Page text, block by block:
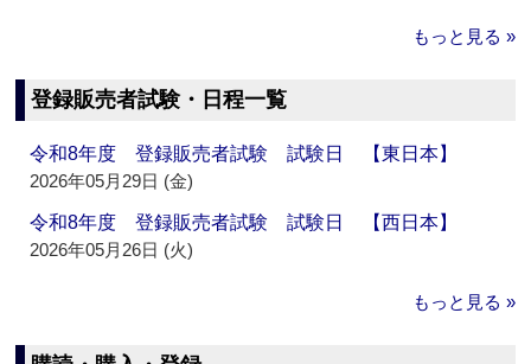
もっと見る »
登録販売者試験・日程一覧
令和8年度 登録販売者試験 試験日 【東日本】
2026年05月29日 (金)
令和8年度 登録販売者試験 試験日 【西日本】
2026年05月26日 (火)
もっと見る »